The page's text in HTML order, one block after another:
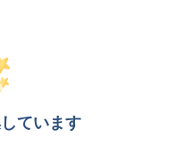
ています